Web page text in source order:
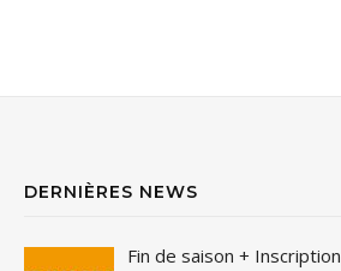
DERNIÈRES NEWS
Fin de saison +